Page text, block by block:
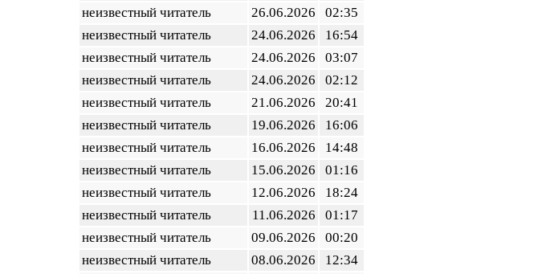
неизвестный читатель
26.06.2026
02:35
неизвестный читатель
24.06.2026
16:54
неизвестный читатель
24.06.2026
03:07
неизвестный читатель
24.06.2026
02:12
неизвестный читатель
21.06.2026
20:41
неизвестный читатель
19.06.2026
16:06
неизвестный читатель
16.06.2026
14:48
неизвестный читатель
15.06.2026
01:16
неизвестный читатель
12.06.2026
18:24
неизвестный читатель
11.06.2026
01:17
неизвестный читатель
09.06.2026
00:20
неизвестный читатель
08.06.2026
12:34